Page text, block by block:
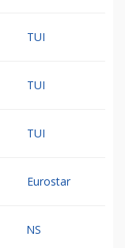
TUI
TUI
TUI
Eurostar
NS